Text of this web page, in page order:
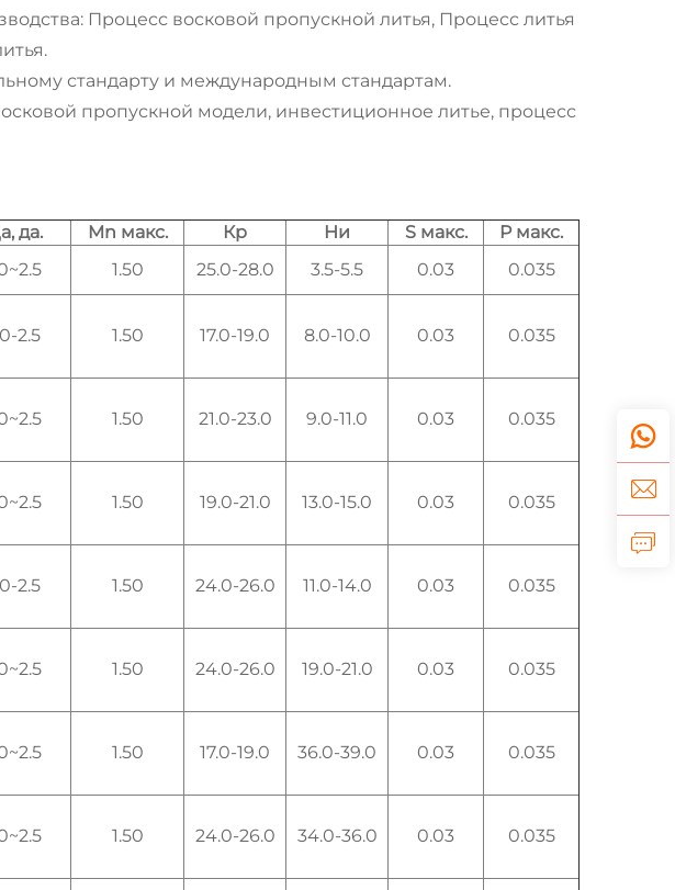
Процесс восковой пропускной литья, Процесс литья
стандарту и международным стандартам.
пропускной модели, инвестиционное литье, процесс
да. Mn макс. Кр Ни S макс.
P макс.
1.50 25.0-28.0 3.5-5.5 0.03 0.035
2.5 1.50 17.0-19.0 8.0-10.0 0.03 0.035
1.50 21.0-23.0 9.0-11.0 0.03 0.035
1.50 19.0-21.0 13.0-15.0 0.03 0.035
2.5 1.50 24.0-26.0 11.0-14.0 0.03 0.035
1.50 24.0-26.0 19.0-21.0 0.03 0.035
1.50 17.0-19.0 36.0-39.0 0.03 0.035
1.50 24.0-26.0 34.0-36.0 0.03 0.035